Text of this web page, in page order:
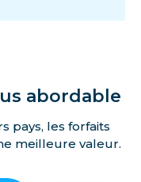
abordable
pays, les forfaits
meilleure valeur.